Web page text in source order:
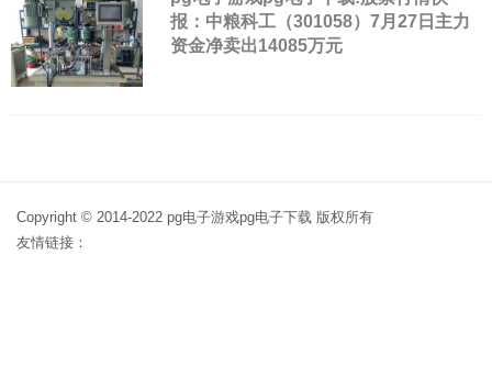
报：中粮科工（301058）7月27日主力
资金净卖出14085万元
Copyright © 2014-2022 pg电子游戏pg电子下载 版权所有
友情链接：